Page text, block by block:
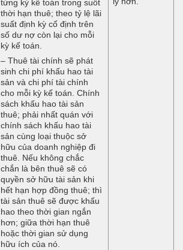
từng kỳ kế toán trong suốt
thời hạn thuê; theo tỷ lệ lãi
suất định kỳ cố định trên
số dư nợ còn lại cho mỗi
kỳ kế toán.
– Thuê tài chính sẽ phát
sinh chi phí khấu hao tài
sản và chi phí tài chính
cho mỗi kỳ kế toán. Chính
sách khấu hao tài sản
thuê; phải nhất quán với
chính sách khấu hao tài
sản cùng loại thuộc sở
hữu của doanh nghiệp đi
thuê. Nếu không chắc
chắn là bên thuê sẽ có
quyền sở hữu tài sản khi
hết hạn hợp đồng thuê; thì
tài sản thuê sẽ được khấu
hao theo thời gian ngắn
hơn; giữa thời hạn thuê
hoặc thời gian sử dụng
hữu ích của nó.